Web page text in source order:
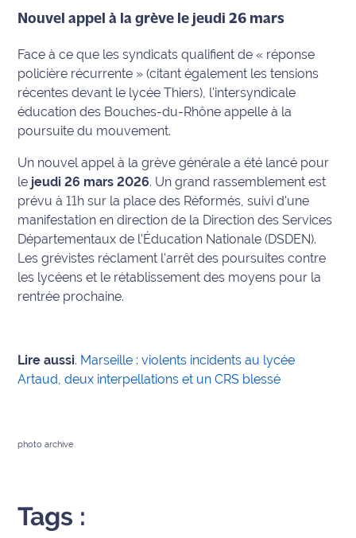
Coachs
Bon
plan
sortie
Nous
contacter
et voir
Maritima
Qui
sommes
Devenir
annonceur
Mention
générales
d'utilisation du
Nouvel appel à la grève le jeudi 26 mars
Face à ce que les syndicats qualifient de « réponse
policière récurrente » (citant également les tensions
récentes devant le lycée Thiers), l'intersyndicale
éducation des Bouches-du-Rhône appelle à la
poursuite du mouvement.
Un nouvel appel à la grève générale a été lancé pour
le jeudi 26 mars 2026. Un grand rassemblement est
prévu à 11h sur la place des Réformés, suivi d'une
manifestation en direction de la Direction des Services
Départementaux de l'Éducation Nationale (DSDEN).
Les grévistes réclament l'arrêt des poursuites contre
les lycéens et le rétablissement des moyens pour la
rentrée prochaine.
Lire aussi. Marseille : violents incidents au lycée
Artaud, deux interpellations et un CRS blessé
photo archive
Tags :